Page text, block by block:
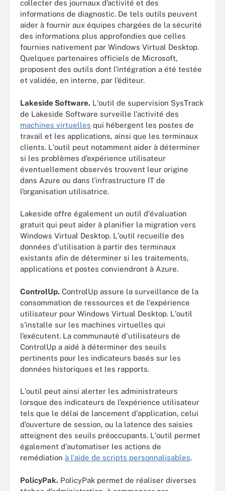
collecter des journaux d’activité et des
informations de diagnostic. De tels outils peuvent
aider à fournir aux équipes chargées de la sécurité
des informations plus approfondies que celles
fournies nativement par Windows Virtual Desktop.
Quelques partenaires officiels de Microsoft,
proposent des outils dont l’intégration a été testée
et validée, en interne, par l’éditeur.
Lakeside Software. L'outil de supervision SysTrack
de Lakeside Software surveille l'activité des
machines virtuelles qui hébergent les postes de
travail et les applications, ainsi que les terminaux
clients. L'outil peut notamment aider à déterminer
si les problèmes d’expérience utilisateur
éventuellement observés trouvent leur origine
dans Azure ou dans l’infrastructure IT de
l’organisation utilisatrice.
Lakeside offre également un outil d'évaluation
gratuit qui peut aider à planifier la migration vers
Windows Virtual Desktop. L'outil recueille des
données d'utilisation à partir des terminaux
existants afin de déterminer si les traitements,
applications et postes conviendront à Azure.
ControlUp. ControlUp assure la surveillance de la
consommation de ressources et de l'expérience
utilisateur pour Windows Virtual Desktop. L'outil
s'installe sur les machines virtuelles qui
l’exécutent. La communauté d'utilisateurs de
ControlUp a aidé à déterminer des seuils
pertinents pour les indicateurs basés sur les
données historiques et les rapports.
L'outil peut ainsi alerter les administrateurs
lorsque des indicateurs de l’expérience utilisateur
tels que le délai de lancement d'application, celui
d’ouverture de session, ou la latence des saisies
atteignent des seuils préoccupants. L'outil permet
également d'automatiser les actions de
remédiation à l'aide de scripts personnalisables.
PolicyPak. PolicyPak permet de réaliser diverses